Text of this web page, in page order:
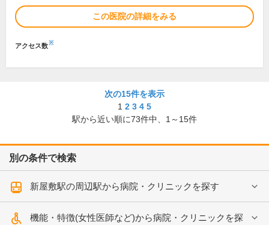
この医院の詳細をみる
アクセス数※
次の15件を表示
1 2 3 4 5
駅から近い順に73件中、 1～15件
別の条件で検索
新屋敷駅の周辺駅から病院・クリニックを探す
機能・特徴(女性医師など)から病院・クリニックを探